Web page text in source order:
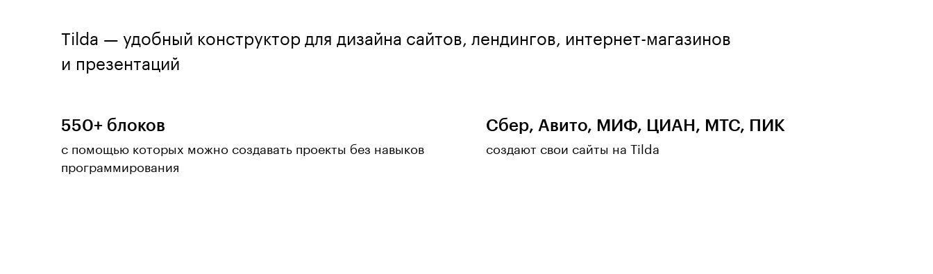
Tilda — удобный конструктор для дизайна сайтов, лендингов, интернет-магазинов
и презентаций
550+ блоков
с помощью которых можно создавать проекты без навыков
программирования
Сбер, Авито, МИФ, ЦИАН, МТС, ПИК
создают свои сайты на Tilda